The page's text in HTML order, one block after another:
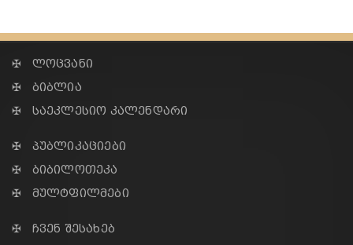
✠ ლოცვანი
✠ ბიბლია
✠ საეკლესიო კალენდარი
✠ პუბლიკაციები
✠ ბიბილოთეკა
✠ მულტფილმები
✠ ჩვენ შესახებ